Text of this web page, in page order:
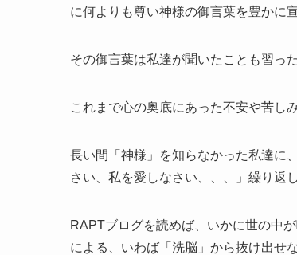
に何よりも尊い神様の御言葉を豊かに
その御言葉は私達が聞いたことも習っ
これまで心の奥底にあった不安や苦し
長い間「神様」を知らなかった私達に
さい、私を愛しなさい、、、」繰り返
RAPTブログを読めば、いかに世の中
による、いわば「洗脳」から抜け出せ